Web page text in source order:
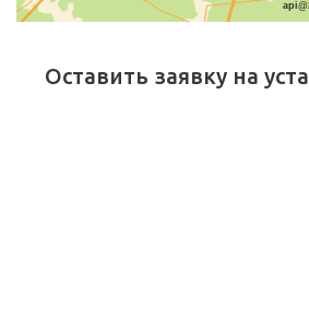
Оставить заявку на